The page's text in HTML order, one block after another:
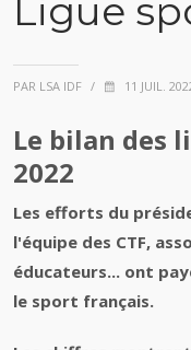
Ligue
PAR LSA IDF / 11 JUIL.
Le bilan des
2022
Les efforts du
l'équipe des CTF,
éducateurs... ont
le sport français.